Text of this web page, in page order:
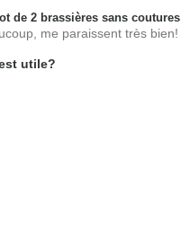
de 2 brassières sans coutures
me paraissent très bien!
utile?